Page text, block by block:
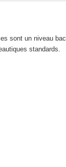
sont un niveau bac
standards.